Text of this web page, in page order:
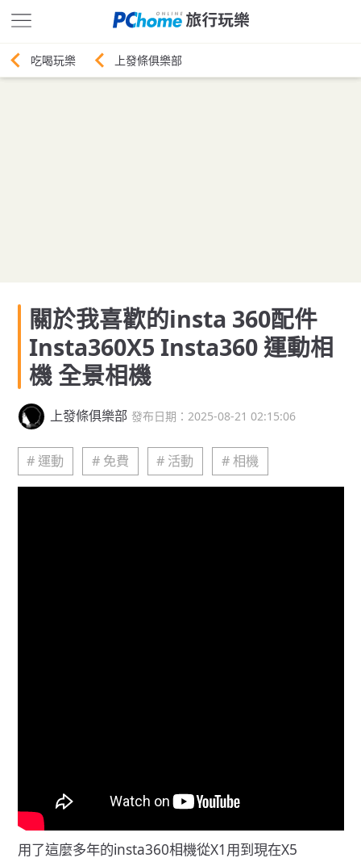
上發條俱樂部
關於我喜歡的insta 360配件
Insta360X5 Insta360 運動相
機 全景相機
上發條俱樂部 發布日期：2025-08-21 02:15:06
# 運動 # 免費 # 活動 # 相機
用了這麼多年的insta360相機從X1用到現在X5